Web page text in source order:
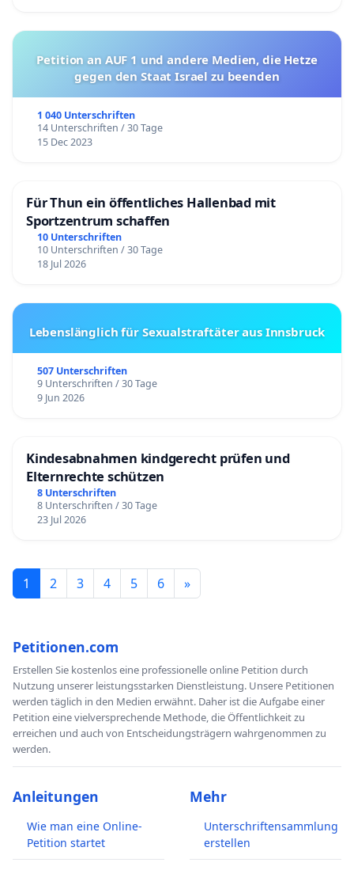
Petition an AUF 1 und andere Medien, die Hetze
gegen den Staat Israel zu beenden
1 040 Unterschriften
14 Unterschriften / 30 Tage
15 Dec 2023
Für Thun ein öffentliches Hallenbad mit
Sportzentrum schaffen
10 Unterschriften
10 Unterschriften / 30 Tage
18 Jul 2026
Lebenslänglich für Sexualstraftäter aus Innsbruck
507 Unterschriften
9 Unterschriften / 30 Tage
9 Jun 2026
Kindesabnahmen kindgerecht prüfen und
Elternrechte schützen
8 Unterschriften
8 Unterschriften / 30 Tage
23 Jul 2026
1 2 3 4 5 6 »
Petitionen.com
Erstellen Sie kostenlos eine professionelle online Petition durch
Nutzung unserer leistungsstarken Dienstleistung. Unsere Petitionen
werden täglich in den Medien erwähnt. Daher ist die Aufgabe einer
Petition eine vielversprechende Methode, die Öffentlichkeit zu
erreichen und auch von Entscheidungsträgern wahrgenommen zu
werden.
Anleitungen
Wie man eine Online-
Petition startet
Mehr
Unterschriftensammlung
erstellen